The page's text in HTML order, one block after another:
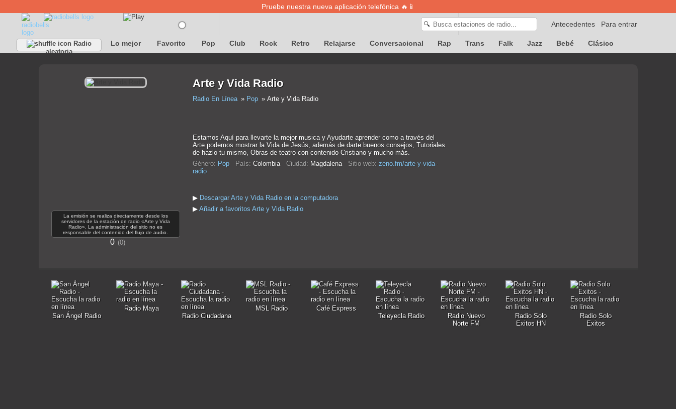
Pruebe nuestra nueva aplicación telefónica 🔥📱
Para entrar
Antecedentes
🔍
Radio
aleatoria
Lo mejor Favorito Pop Club Rock Retro Relajarse Conversacional Rap Trans Falk Jazz Bebé Clásico
La emisión se realiza directamente desde los
servidores de la estación de radio «Arte y Vida
Radio». La administración del sitio no es
responsable del contenido del flujo de audio.
0 0
Arte y Vida Radio
Radio En Línea Pop Arte y Vida Radio
Estamos Aquí para llevarte la mejor musica y Ayudarte aprender como a través del
Arte podemos mostrar la Vida de Jesús, además de darte buenos consejos, Tutoriales
de hazlo tu mismo, Obras de teatro con contenido Cristiano y mucho más.
Género: Pop País: Colombia Ciudad: Magdalena Sitio web: zeno.fm/arte-y-vida-
radio
▶ Descargar Arte y Vida Radio en la computadora
▶ Añadir a favoritos Arte y Vida Radio
San Ángel Radio
Radio Maya
Radio Ciudadana
MSL Radio
Café Express
Teleyecla Radio
Radio Nuevo
Norte FM
Radio Solo
Exitos HN
Radio Solo
Exitos